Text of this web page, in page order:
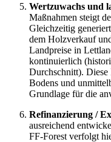
Wertzuwachs und
Maßnahmen steigt
Gleichzeitig
dem Holzverkauf
Landpreise in
kontinuierlich
Durchschnitt). Diese
Bodens und
Grundlage für die
Refinanzierung /
ausreichend
FF-Forest verfolgt